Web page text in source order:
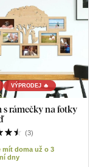
VÝPRODEJ 🔥
s rámečky na fotky
(3)
mít doma už o 3
dny